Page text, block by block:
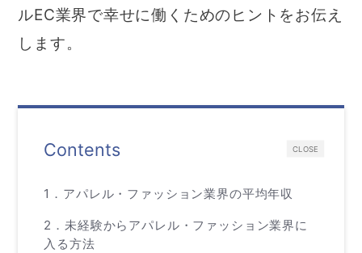
ルEC業界で幸せに働くためのヒントをお伝え
します。
CLOSE
Contents
1．アパレル・ファッション業界の平均年収
2．未経験からアパレル・ファッション業界に
入る方法